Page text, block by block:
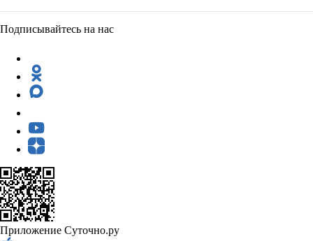
Подписывайтесь на нас
Приложение Суточно.ру